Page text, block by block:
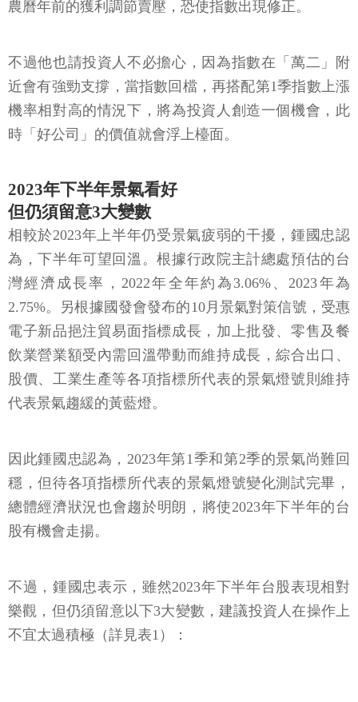
農曆年前的獲利調節賣壓，恐使指數出現修正。
不過他也請投資人不必擔心，因為指數在「萬二」附
近會有強勁支撐，當指數回檔，再搭配第1季指數上漲
機率相對高的情況下，將為投資人創造一個機會，此
時「好公司」的價值就會浮上檯面。
2023年下半年景氣看好
但仍須留意3大變數
相較於2023年上半年仍受景氣疲弱的干擾，鍾國忠認
為，下半年可望回溫。根據行政院主計總處預估的台
灣經濟成長率，2022年全年約為3.06%、2023年為
2.75%。另根據國發會發布的10月景氣對策信號，受惠
電子新品挹注貿易面指標成長，加上批發、零售及餐
飲業營業額受內需回溫帶動而維持成長，綜合出口、
股價、工業生產等各項指標所代表的景氣燈號則維持
代表景氣趨緩的黃藍燈。
因此鍾國忠認為，2023年第1季和第2季的景氣尚難回
穩，但待各項指標所代表的景氣燈號變化測試完畢，
總體經濟狀況也會趨於明朗，將使2023年下半年的台
股有機會走揚。
不過，鍾國忠表示，雖然2023年下半年台股表現相對
樂觀，但仍須留意以下3大變數，建議投資人在操作上
不宜太過積極（詳見表1）：